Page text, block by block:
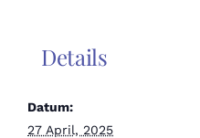
Details
Datum:
27 April, 2025